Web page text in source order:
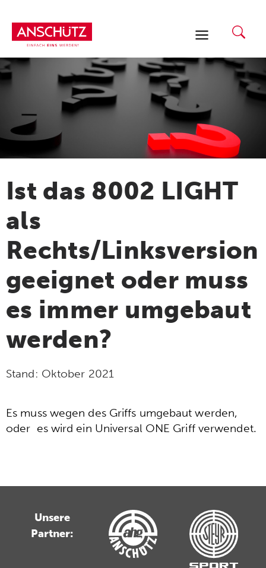
Inhalt
springen
Ist das 8002 LIGHT
als
Rechts/Linksversion
geeignet oder muss
es immer umgebaut
werden?
Stand: Oktober 2021
Es muss wegen des Griffs umgebaut werden,
oder es wird ein Universal ONE Griff verwendet.
Unsere
Partner: